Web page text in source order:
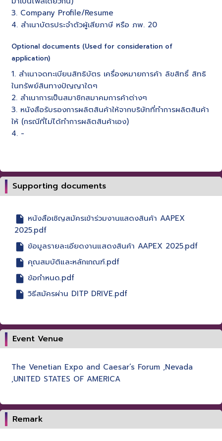
3. Company Profile/Resume
4. สำเนาบัตรประจำตัวผู้เสียภาษี หรือ ภพ. 20
Optional documents (Used for consideration of
application)
1. สำเนาจดทะเบียนสิทธิบัตร เครื่องหมายการค้า ลิขสิทธิ์ สิทธิ
ในทรัพย์สินทางปัญญาใดๆ
2. สำเนาการเป็นสมาชิกสมาคมการค้าต่างๆ
3. หนังสือรับรองการผลิตสินค้าให้จากบริษัทที่ทำการผลิตสินค้า
ให้ (กรณีที่ไม่ได้ทำการผลิตสินค้าเอง)
4. -
Supporting documents
หนังสือเชิญสมัครเข้าร่วมงานเเสดงสินค้า AAPEX
2025.pdf
ข้อมูลรายละเอียดงานแสดงสินค้า AAPEX 2025.pdf
คุณสมบัติและหลักเกณฑ์.pdf
ข้อกำหนด.pdf
วิธีสมัครผ่าน DITP DRIVE.pdf
Event Venue
The Venetian Expo and Caesar’s Forum ,Nevada
,UNITED STATES OF AMERICA
Remark